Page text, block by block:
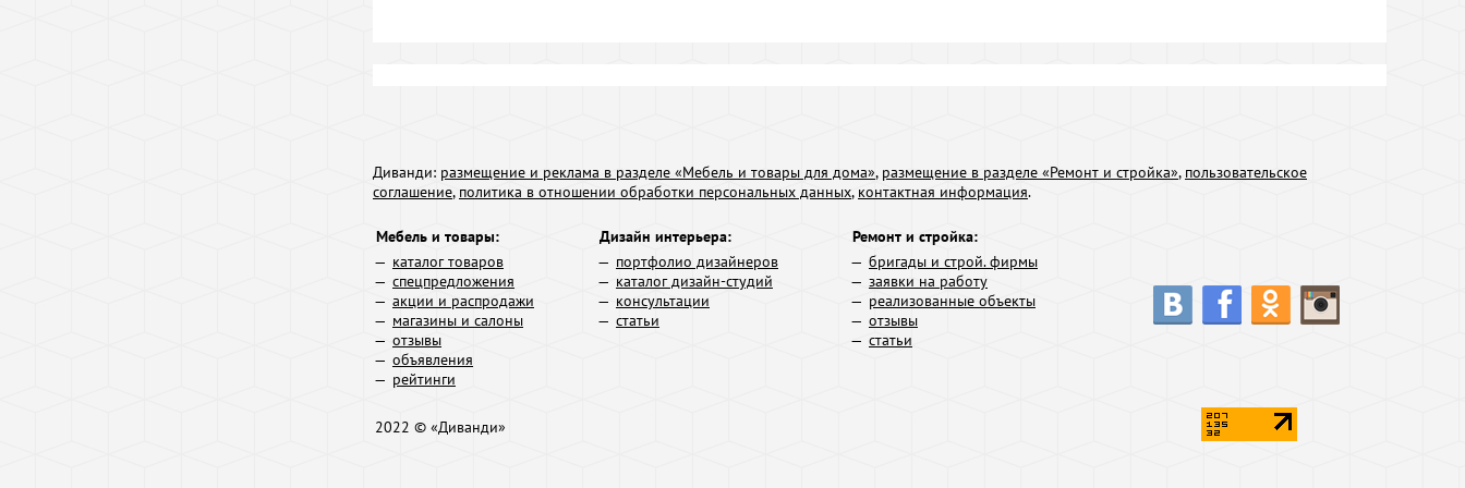
Диванди: размещение и реклама в разделе «Мебель и товары для дома», размещение в разделе «Ремонт и стройка», пользовательское
соглашение, политика в отношении обработки персональных данных, контактная информация.
Мебель и товары:
каталог товаров
спецпредложения
акции и распродажи
магазины и салоны
отзывы
объявления
рейтинги
Дизайн интерьера:
портфолио дизайнеров
каталог дизайн-студий
консультации
статьи
Ремонт и стройка:
бригады и строй. фирмы
заявки на работу
реализованные объекты
отзывы
статьи
2022 © «Диванди»